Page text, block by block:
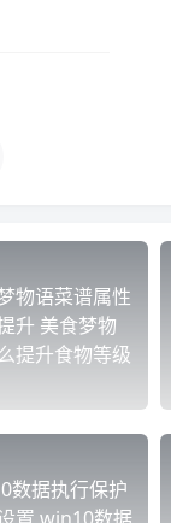
物语菜谱属性
升 美食梦物
提升食物等级
数据执行保护